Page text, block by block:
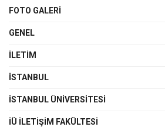
FOTO GALERI
GENEL
İLETIM
İSTANBUL
İSTANBUL ÜNIVERSITESI
İÜ İLETIŞIM FAKÜLTESI